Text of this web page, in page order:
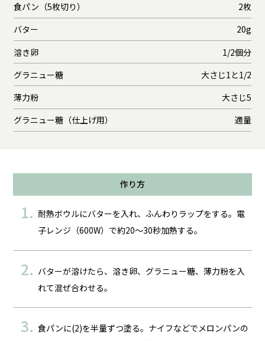
食パン（5枚切り）
2枚
バター
20g
溶き卵
1/2個分
グラニュー糖
大さじ1と1/2
薄力粉
大さじ5
グラニュー糖（仕上げ用）
適量
作り方
耐熱ボウルにバターを入れ、ふんわりラップをする。電
子レンジ（600W）で約20～30秒加熱する。
バターが溶けたら、溶き卵、グラニュー糖、薄力粉を入
れて混ぜ合わせる。
食パンに(2)を半量ずつ塗る。ナイフなどでメロンパンの